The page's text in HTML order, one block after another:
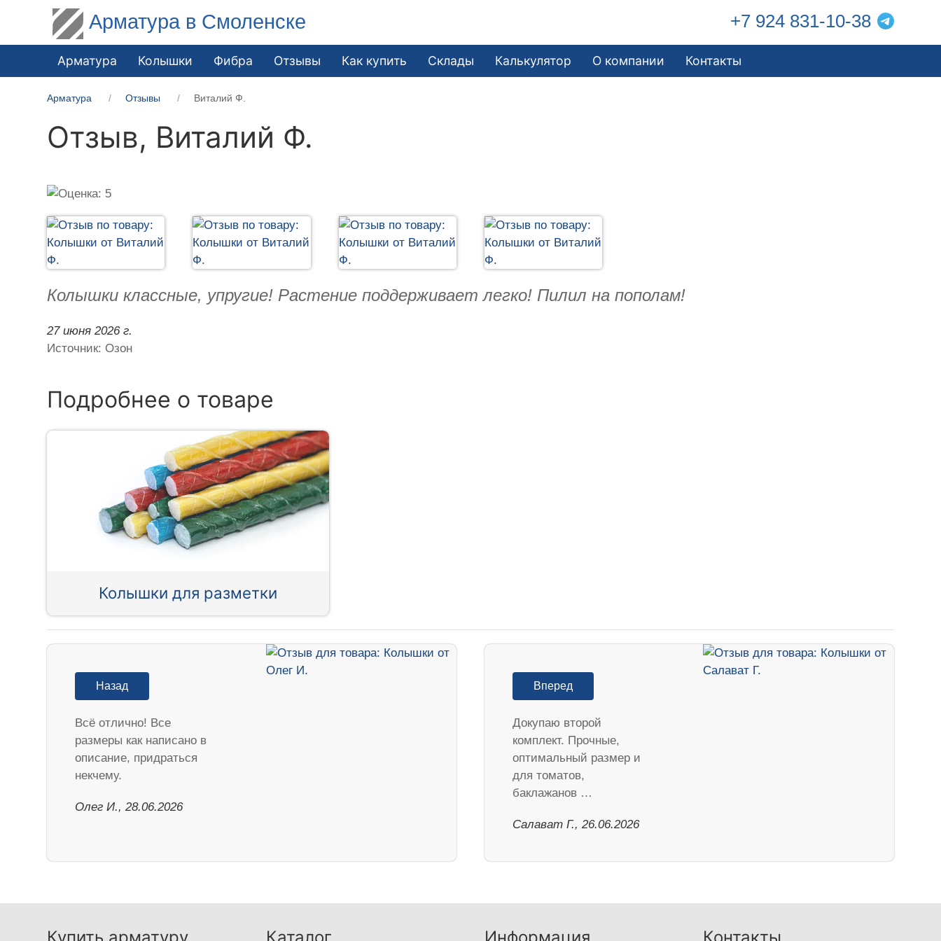
Арматура в Смоленске +7 924 831-10-38
Арматура Колышки Фибра Отзывы Как купить Склады Калькулятор О компании Контакты
Арматура Отзывы Виталий Ф.
Отзыв, Виталий Ф.
Колышки классные, упругие! Растение поддерживает легко! Пилил на пополам!
27 июня 2026 г.
Источник: Озон
Подробнее о товаре
Колышки для разметки
Назад
Всё отлично! Все
размеры как написано в
описание, придраться
некчему.
Олег И., 28.06.2026
Вперед
Докупаю второй
комплект. Прочные,
оптимальный размер и
для томатов,
баклажанов …
Салават Г., 26.06.2026
Купить арматуру Каталог Информация Контакты